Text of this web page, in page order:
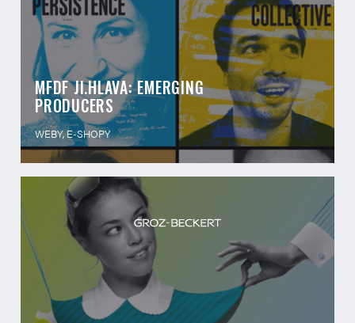
MFDF JI.HLAVA: EMERGING
PRODUCERS
WEBY, E-SHOPY